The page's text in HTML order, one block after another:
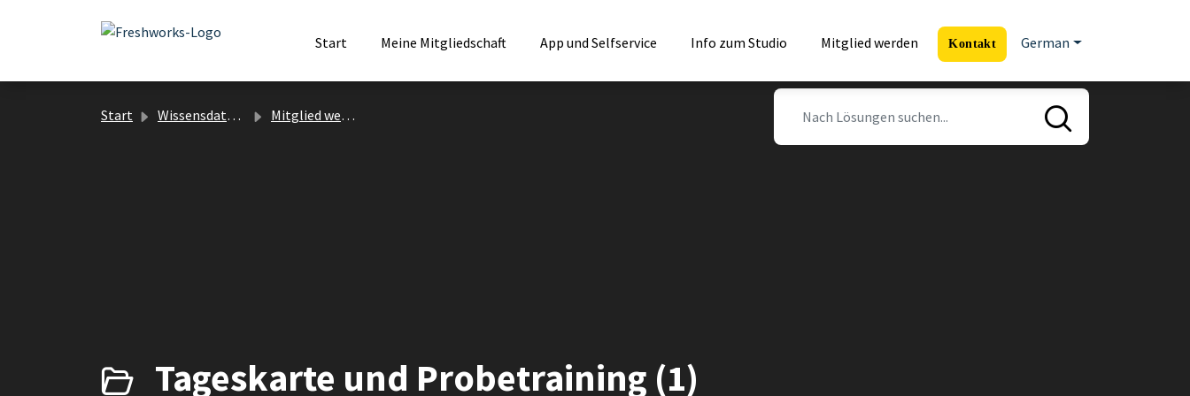
Zum hauptsächlichen Inhalt gehen
Start
Meine Mitgliedschaft App und Selfservice Info zum Studio Mitglied werden Kontakt German
Start Wissensdatenbank Mitglied werden
Tageskarte und Probetraining (1)